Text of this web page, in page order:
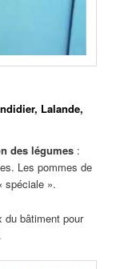
Lalande,
des légumes :
Les pommes de
spéciale ».
du bâtiment pour